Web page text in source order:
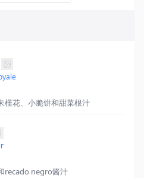
槿花、小脆饼和甜菜根汁
recado negro酱汁